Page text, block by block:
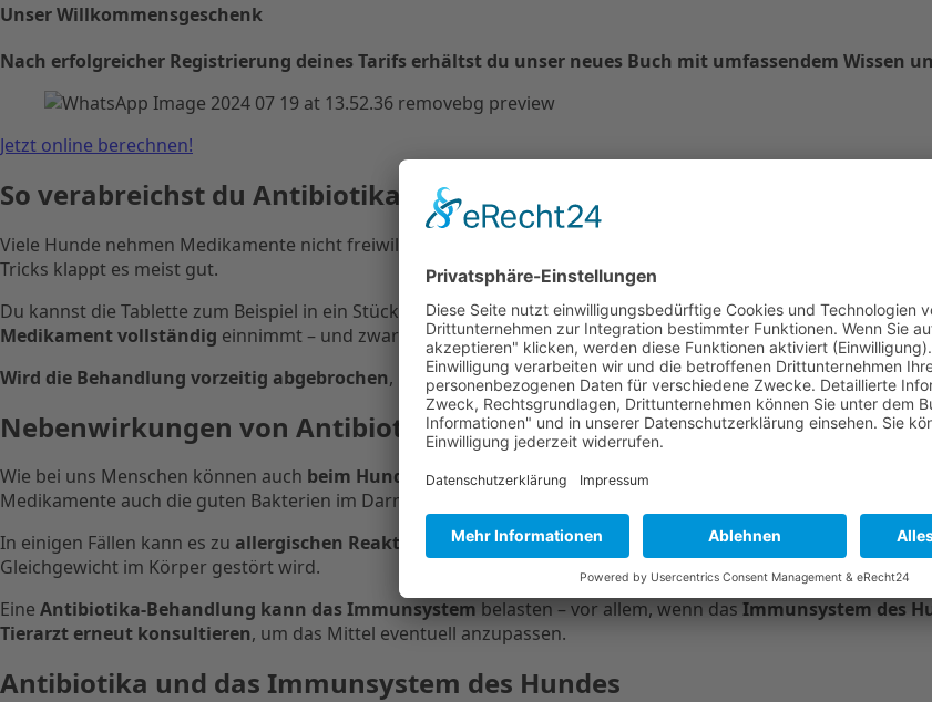
Unser Willkommensgeschenk
Nach erfolgreicher Registrierung deines Tarifs erhältst du unser neues Buch mit umfassendem Wissen
Jetzt online berechnen!
So verabreichst du Antibiotika richtig
Viele Hunde nehmen Medikamente nicht freiwillig – daher ist es wichtig zu wissen, wie du
Tricks klappt es meist gut.
Du kannst die Tablette zum Beispiel in ein Stück Wurst oder Käse stecken. Alternativ helfenSäfte und Pulver,
Medikament vollständig einnimmt – und zwar über den gesamten Zeitraum , den der Tierarzt vorgibt.
Wird die Behandlung vorzeitig abgebrochen, kann sich dieVermehrung der Bakterienfortsetzen – und
Nebenwirkungen von Antibiotika beim Hund
Wie bei uns Menschen können auch beim Hund nach der Gabe von Antibiotika
Medikamente auch die guten Bakterien im Darm angreifen.
In einigen Fällen kann es zu allergischen Reaktionen kommen, oder dein Hund wirkt plötzlich schlapp.
Gleichgewicht im Körper gestört wird.
Eine Antibiotika-Behandlung kann das Immunsystem belasten – vor allem, wenn das Immunsystem des
Tierarzt erneut konsultieren, um das Mittel eventuell anzupassen.
Antibiotika und das Immunsystem des Hundes